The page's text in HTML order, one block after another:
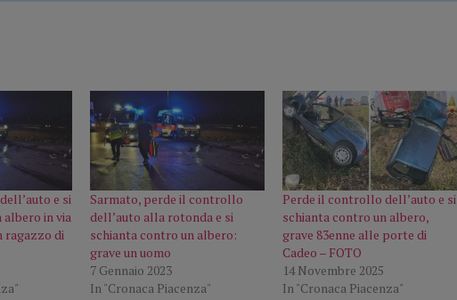
e si
in via
ragazzo di
Sarmato, perde il controllo
dell’auto alla rotonda e si
schianta contro un albero:
grave un uomo
7 Gennaio 2023
In "Cronaca Piacenza"
Perde il controllo dell’auto e si
schianta contro un albero,
grave 83enne alle porte di
Cadeo – FOTO
14 Novembre 2025
In "Cronaca Piacenza"